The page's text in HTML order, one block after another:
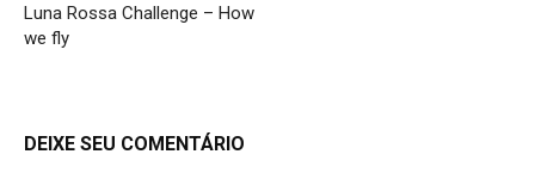
Luna Rossa Challenge – How
we fly
DEIXE SEU COMENTÁRIO